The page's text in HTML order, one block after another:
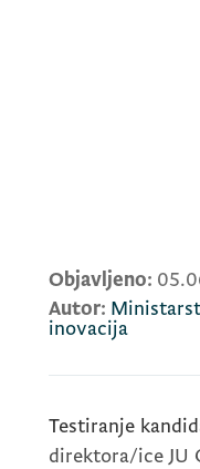
Objavljeno:
Autor:
inovacija
Testiranje
direktora/ice JU